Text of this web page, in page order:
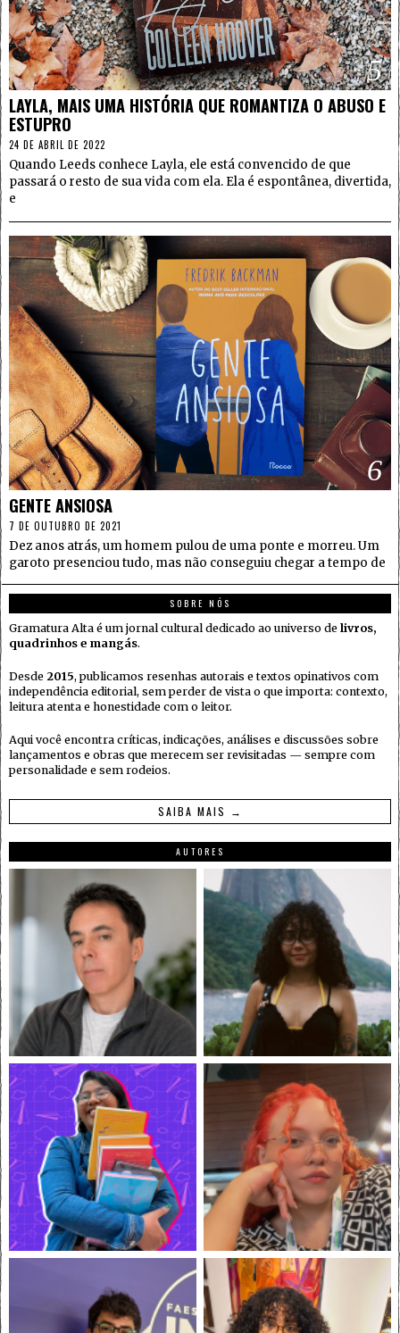
5
LAYLA, MAIS UMA HISTÓRIA QUE ROMANTIZA O ABUSO E
ESTUPRO
24 DE ABRIL DE 2022
Quando Leeds conhece Layla, ele está convencido de que
passará o resto de sua vida com ela. Ela é espontânea, divertida,
e
6
GENTE ANSIOSA
7 DE OUTUBRO DE 2021
Dez anos atrás, um homem pulou de uma ponte e morreu. Um
garoto presenciou tudo, mas não conseguiu chegar a tempo de
SOBRE NÓS
Gramatura Alta é um jornal cultural dedicado ao universo de livros,
quadrinhos e mangás.
Desde 2015, publicamos resenhas autorais e textos opinativos com
independência editorial, sem perder de vista o que importa: contexto,
leitura atenta e honestidade com o leitor.
Aqui você encontra críticas, indicações, análises e discussões sobre
lançamentos e obras que merecem ser revisitadas — sempre com
personalidade e sem rodeios.
SAIBA MAIS →
AUTORES